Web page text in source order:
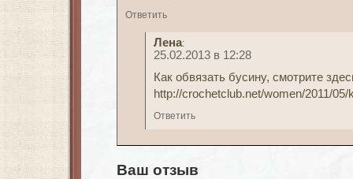
Ответить
Лена:
25.02.2013 в 12:28
Как обвязать бусину, смотрите
http://crochetclub.net/women/2011/
Ответить
Ваш отзыв